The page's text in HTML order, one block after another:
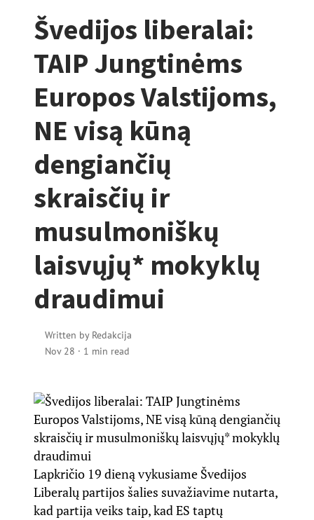
Švedijos liberalai:
TAIP Jungtinėms
Europos Valstijoms,
NE visą kūną
dengiančių
skraisčių ir
musulmoniškų
laisvųjų* mokyklų
draudimui
Written by Redakcija
Nov 28 · 1 min read
Lapkričio 19 dieną vykusiame Švedijos
Liberalų partijos šalies suvažiavime nutarta,
kad partija veiks taip, kad ES taptų